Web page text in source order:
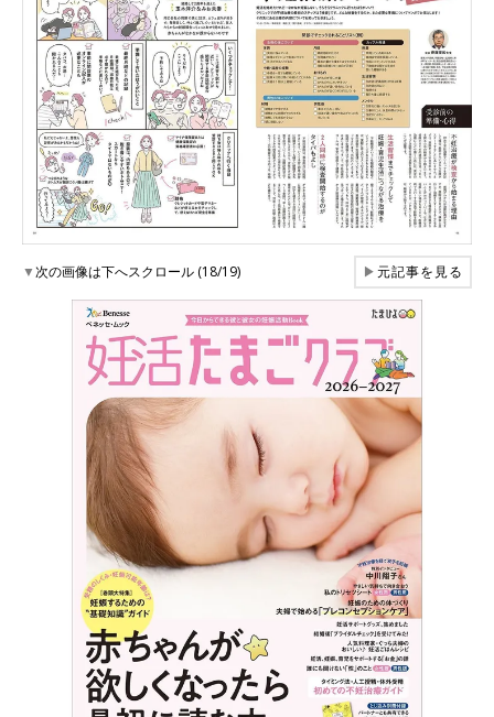
▼次の画像は下へスクロール (18/19) ▶元記事を見る